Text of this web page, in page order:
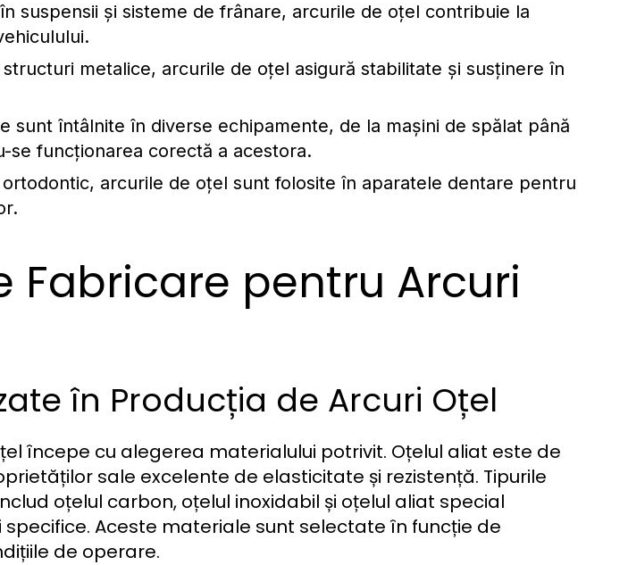
suspensii și sisteme de frânare, arcurile de oțel contribuie la
structuri metalice, arcurile de oțel asigură stabilitate și susținere în
sunt întâlnite în diverse echipamente, de la mașini de spălat până
se funcționarea corectă a acestora.
arcurile de oțel sunt folosite în aparatele dentare pentru
Fabricare pentru Arcuri
în Producția de Arcuri Oțel
începe cu alegerea materialului potrivit. Oțelul aliat este de
sale excelente de elasticitate și rezistență. Tipurile
oțelul carbon, oțelul inoxidabil și oțelul aliat special
Aceste materiale sunt selectate în funcție de
de operare.